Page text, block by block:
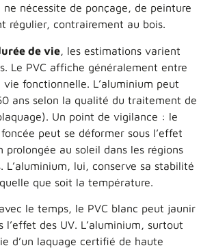
ne nécessite de ponçage, de peinture
régulier, contrairement au bois.
de vie , les estimations varient
Le PVC affiche généralement entre
fonctionnelle. L’aluminium peut
ans selon la qualité du traitement de
Un point de vigilance : le
peut se déformer sous l’effet
prolongée au soleil dans les régions
L’aluminium, lui, conserve sa stabilité
que soit la température.
le temps, le PVC blanc peut jaunir
l’effet des UV. L’aluminium, surtout
d’un laquage certifié de haute